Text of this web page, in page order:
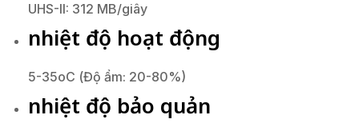
UHS-II: 312 MB/giây
nhiệt độ hoạt động
5-35oC (Độ ẩm: 20-80%)
nhiệt độ bảo quản